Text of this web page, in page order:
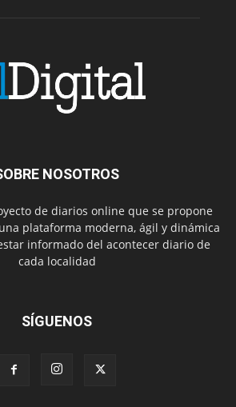
NOSOTROS
de diarios online que se propone
plataforma moderna, ágil y dinámica
informado del acontecer diario de
cada localidad
SÍGUENOS